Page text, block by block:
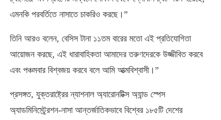
এমনকি পরবর্তিতে নাসাতে চাকরিও করছে।”
তিনি আরও বলেন, বেসিস টানা ১১তম বারের মতো এই প্রতিযোগিতা
আয়োজন করছে, এই ধারাবাহিকতা আমাদের তরুণদেরকে উজ্জীবিত করবে
এবং পঞ্চমবার বিশ্বজয় করবে বলে আমি আত্মবিশ্বাসী।”
প্রসঙ্গত, যুক্তরাষ্ট্রের ন্যাশনাল অ্যারোনটিক্স অ্যান্ড স্পেস
অ্যাডমিনিস্ট্র্রেশন-নাসা আন্তর্জাতিকভাবে বিশ্বের ১৮৫টি দেশের